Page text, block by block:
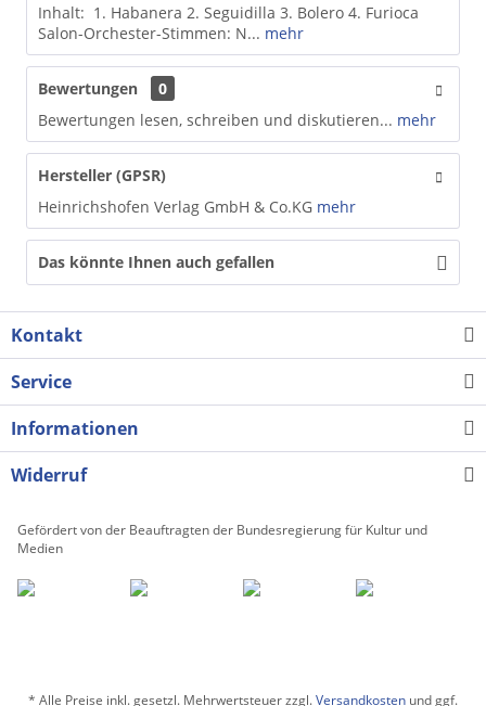
Inhalt: 1. Habanera 2. Seguidilla 3. Bolero 4. Furioca
Salon-Orchester-Stimmen: N... mehr
Bewertungen
0
Bewertungen lesen, schreiben und diskutieren... mehr
Hersteller (GPSR)
Heinrichshofen Verlag GmbH & Co.KG mehr
Das könnte Ihnen auch gefallen
Kontakt
Service
Informationen
Widerruf
Gefördert von der Beauftragten der Bundesregierung für Kultur und
Medien
* Alle Preise inkl. gesetzl. Mehrwertsteuer zzgl.Versandkosten und ggf.